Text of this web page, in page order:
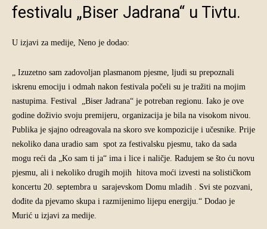
festivalu „Biser Jadrana“ u Tivtu.
U izjavi za medije, Neno je dodao:
„ Izuzetno sam zadovoljan plasmanom pjesme, ljudi su prepoznali
iskrenu emociju i odmah nakon festivala počeli su je tražiti na mojim
nastupima. Festival „Biser Jadrana“ je potreban regionu. Iako je ove
godine doživio svoju premijeru, organizacija je bila na visokom nivou.
Publika je sjajno odreagovala na skoro sve kompozicije i učesnike. Prije
nekoliko dana uradio sam spot za festivalsku pjesmu, tako da sada
mogu reći da „Ko sam ti ja“ ima i lice i naličje. Radujem se što ću novu
pjesmu, ali i nekoliko drugih mojih hitova moći izvesti na solističkom
koncertu 20. septembra u sarajevskom Domu mladih . Svi ste pozvani,
dođite da pjevamo skupa i razmijenimo lijepu energiju.“ Dodao je
Murić u izjavi za medije.